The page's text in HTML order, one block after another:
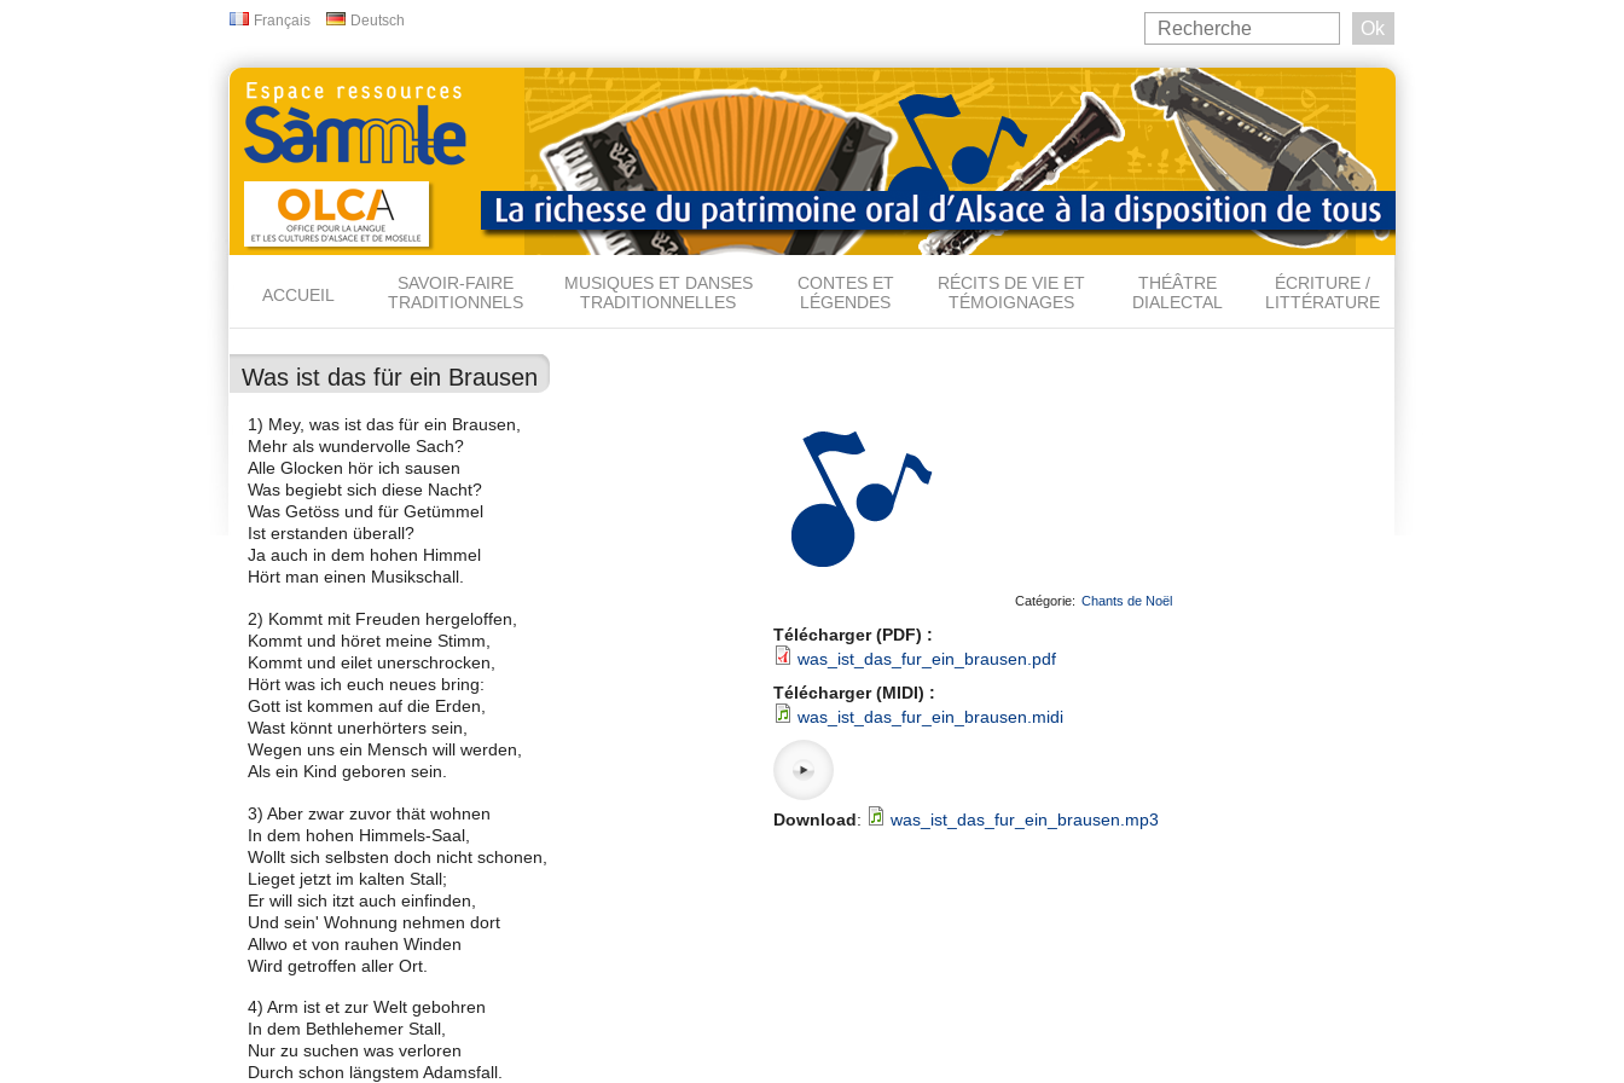
principal
Français Deutsch
Formulaire de recherche
Search
this
site
ACCUEIL
SAVOIR-FAIRE
TRADITIONNELS
MUSIQUES ET DANSES
TRADITIONNELLES
CONTES ET
LÉGENDES
RÉCITS DE VIE ET
TÉMOIGNAGES
THÉÂTRE
DIALECTAL
ÉCRITURE /
LITTÉRATURE
Was ist das für ein Brausen
Catégorie: Chants de Noël
Télécharger (PDF) :
was_ist_das_fur_ein_brausen.pdf
Télécharger (MIDI) :
was_ist_das_fur_ein_brausen.midi
Download: was_ist_das_fur_ein_brausen.mp3
1) Mey, was ist das für ein Brausen,
Mehr als wundervolle Sach?
Alle Glocken hör ich sausen
Was begiebt sich diese Nacht?
Was Getöss und für Getümmel
Ist erstanden überall?
Ja auch in dem hohen Himmel
Hört man einen Musikschall.
2) Kommt mit Freuden hergeloffen,
Kommt und höret meine Stimm,
Kommt und eilet unerschrocken,
Hört was ich euch neues bring:
Gott ist kommen auf die Erden,
Wast könnt unerhörters sein,
Wegen uns ein Mensch will werden,
Als ein Kind geboren sein.
3) Aber zwar zuvor thät wohnen
In dem hohen Himmels-Saal,
Wollt sich selbsten doch nicht schonen,
Lieget jetzt im kalten Stall;
Er will sich itzt auch einfinden,
Und sein' Wohnung nehmen dort
Allwo et von rauhen Winden
Wird getroffen aller Ort.
4) Arm ist et zur Welt gebohren
In dem Bethlehemer Stall,
Nur zu suchen was verloren
Durch schon längstem Adamsfall.